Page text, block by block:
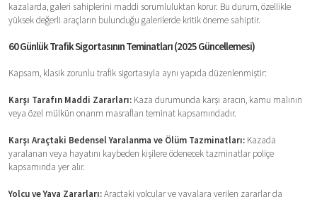
kazalarda, galeri sahiplerini maddi sorumluluktan korur. Bu durum, özellikle
yüksek değerli araçların bulunduğu galerilerde kritik öneme sahiptir.
60 Günlük Trafik Sigortasının Teminatları (2025 Güncellemesi)
Kapsam, klasik zorunlu trafik sigortasıyla aynı yapıda düzenlenmiştir:
Karşı Tarafın Maddi Zararları: Kaza durumunda karşı aracın, kamu malının
veya özel mülkün onarım masrafları teminat kapsamındadır.
Karşı Araçtaki Bedensel Yaralanma ve Ölüm Tazminatları: Kazada
yaralanan veya hayatını kaybeden kişilere ödenecek tazminatlar poliçe
kapsamında yer alır.
Yolcu ve Yaya Zararları:Araçtaki yolcular ve yayalara verilen zararlar da